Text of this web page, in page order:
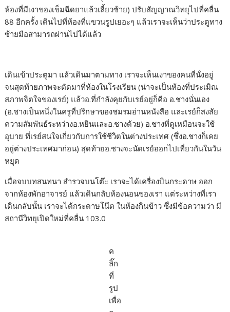
ห้องที่มีเงาของเข็มฉีดยาแล้วเลี้ยวซ้าย) ปรับสัญญาณวิทยุไปที่คลื่น
88 อีกครั้ง เดินไปที่ห้องที่แขวนรูปเยอะๆ แล้วเราจะเห็นว่าประตูทาง
ซ้ายมือสามารถผ่านไปได้แล้ว
เดินเข้าประตูมา แล้วเดินมาตามทาง เราจะเห็นเงาของคนที่นั่งอยู่
จนสุดท้ายภาพจะตัดมาที่ห้องในโรงเรียน (น่าจะเป็นห้องที่ประเมิณ
สภาพจิตใจของเรย์) แล้วอ.ที่กำลังคุยกับเรย์อยู่ก็คือ อ.ชางนั่นเอง
(อ.ชางเป็นหนึ่งในครูที่ปรึกษาของชมรมอ่านหนังสือ และเรย์ก็สงสัย
ความสัมพันธ์ระหว่างอ.หยินและอ.ชางด้วย) อ.ชางที่ดูเหมือนจะใช้
อุบาย ที่เรย์สนใจเกี่ยวกับการใช้ชีวิตในต่างประเทศ (ซึ่งอ.ชางก็เคย
อยู่ต่างประเทศมาก่อน) สุดท้ายอ.ชางจะนัดเรย์ออกไปเที่ยวกันในวัน
หยุด
เมื่อจบบทสนทนา สำรวจบนโต๊ะ เราจะได้เครื่องบินกระดาษ ออก
จากห้องพักอาจารย์ แล้วเดินกลับห้องนอนของเรา แต่ระหว่างที่เรา
เดินกลับนั้น เราจะได้กระดาษโน๊ต ในห้องกินข้าว ซึ่งมีข้อความว่า มี
สถานีวิทยุเปิดใหม่ที่คลื่น 103.0
ค
ลิ๊ก
ที่
รูป
เพื่อ